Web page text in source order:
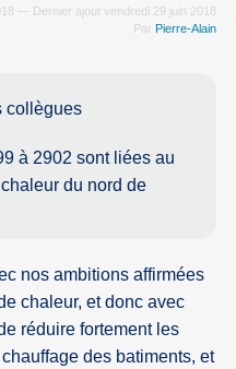
— Dernier ajout vendredi 29 juin 2018
Par Pierre-Alain
collègues
à 2902 sont liées au
du nord de
nos ambitions affirmées
chaleur, et donc avec
réduire fortement les
des batiments, et